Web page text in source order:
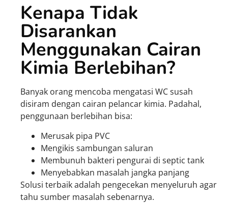
Kenapa Tidak
Disarankan
Menggunakan Cairan
Kimia Berlebihan?
Banyak orang mencoba mengatasi WC susah
disiram dengan cairan pelancar kimia. Padahal,
penggunaan berlebihan bisa:
Merusak pipa PVC
Mengikis sambungan saluran
Membunuh bakteri pengurai di septic tank
Menyebabkan masalah jangka panjang
Solusi terbaik adalah pengecekan menyeluruh agar
tahu sumber masalah sebenarnya.